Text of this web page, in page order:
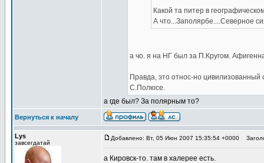
Какой та питер в
А что...Заполярбе....Северное
а чо. я на НГ был за П.Кругом.
Правда, это относ-но
С.Полюсе.
а где был? За полярным то?
Вернуться к началу
Lys
завсегдатай
Добавлено: Вт, 05 Июн 2007 15:35:54 +0000
а Кировск-то. там в халерее есть.